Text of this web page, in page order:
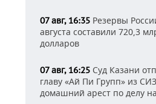
07 авг, 16:35 Резервы
августа составили 720,3
долларов
07 авг, 16:25 Суд Казани
главу «Ай Пи Групп» из
домашний арест по делу